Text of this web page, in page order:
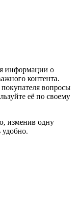
информации о
контента.
вопросы
её по своему
изменив одну
удобно.